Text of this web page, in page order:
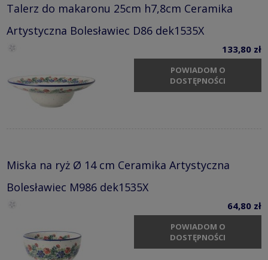
Talerz do makaronu 25cm h7,8cm Ceramika
Artystyczna Bolesławiec D86 dek1535X
133,80 zł
POWIADOM O
DOSTĘPNOŚCI
Miska na ryż Ø 14 cm Ceramika Artystyczna
Bolesławiec M986 dek1535X
64,80 zł
POWIADOM O
DOSTĘPNOŚCI